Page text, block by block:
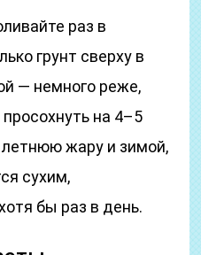
раз в
грунт сверху в
— немного реже,
на 4–5
летнюю жару и зимой,
сухим,
бы раз в день.